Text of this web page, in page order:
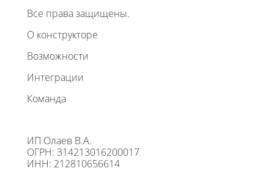
Все права защищены.
О конструкторе
Возможности
Интеграции
Команда
ИП Олаев В.А.
ОГРН: 314213016200017
ИНН: 212810656614